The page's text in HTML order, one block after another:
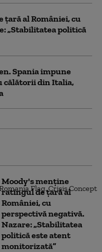
al României, cu
„Stabilitatea politică
Spania impune
călătorii din Italia,
Moody's menține
ratingul de țară al
României, cu
perspectivă negativă.
Nazare: „Stabilitatea
politică este atent
monitorizată”